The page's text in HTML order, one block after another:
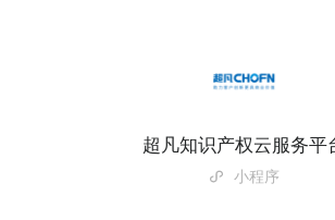
超凡知识产权云服务平
小程序